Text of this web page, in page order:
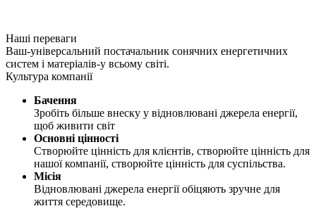
Наші переваги
Ваш-універсальний постачальник сонячних енергетичних
систем і матеріалів-у всьому світі.
Культура компанії
Бачення
Зробіть більше внеску у відновлювані джерела енергії,
щоб живити світ
Основні цінності
Створюйте цінність для клієнтів, створюйте цінність для
нашої компанії, створюйте цінність для суспільства.
Місія
Відновлювані джерела енергії обіцяють зручне для
життя середовище.